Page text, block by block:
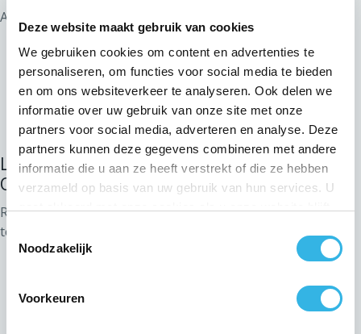
Deze website maakt gebruik van cookies
We gebruiken cookies om content en advertenties te
personaliseren, om functies voor social media te bieden
en om ons websiteverkeer te analyseren. Ook delen we
informatie over uw gebruik van onze site met onze
partners voor social media, adverteren en analyse. Deze
partners kunnen deze gegevens combineren met andere
informatie die u aan ze heeft verstrekt of die ze hebben
verzameld op basis van uw gebruik van hun services. U
Toestemmingsselectie
Noodzakelijk
Voorkeuren
Als u de plannen ontvangen hebt:
neemt u alle wettelijk verplichte en nuttige
maatregelen om ongevallen en beschadiging van
onze installaties tijdens de werken te voorkomen;
zorgt u ervoor dat de plannen op de plaats van de
werken aanwezig zijn tijdens de werken.
LAAT U INFORMEREN: UW VEILIGHEID IS VAN
ONSCHATBARE WAARDE!
Raadpleeg de volgende documenten om je te helpen veilig
te werken in de buurt van onze faciliteiten:
Veiligheidsmaatregelen bij het werken (fr)
Hulp bij plannen lezen (fr)